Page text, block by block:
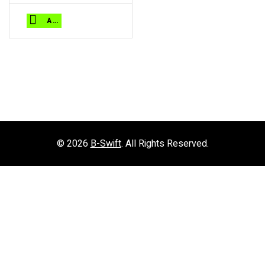
precio
original
era:
precio
actual
es:
AÑADIR AL CARRITO
© 2026 B-Swift. All Rights Reserved.